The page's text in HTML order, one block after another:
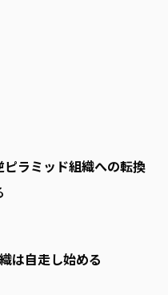
ラミッド組織への転換
は自走し始める